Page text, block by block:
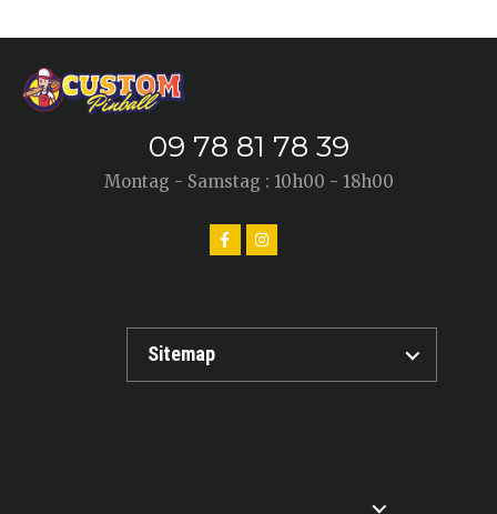
09 78 81 78 39
Montag - Samstag : 10h00 - 18h00
Sitemap